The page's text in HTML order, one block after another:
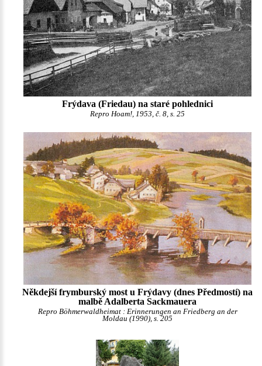
Frýdava (Friedau) na staré pohlednici
Repro Hoam!, 1953, č. 8, s. 25
Někdejší frymburský most u Frýdavy (dnes Předmostí) na
malbě Adalberta Sackmauera
Repro Böhmerwaldheimat : Erinnerungen an Friedberg an der
Moldau (1990), s. 205